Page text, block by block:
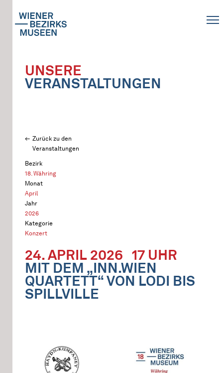
UNSERE
VERANSTALTUNGEN
Zurück zu den
Veranstaltungen
Bezirk
18. Währing
Monat
April
Jahr
2026
Kategorie
Konzert
24. APRIL 2026 17 UHR
MIT DEM „INN.WIEN
QUARTETT“ VON LODI BIS
SPILLVILLE